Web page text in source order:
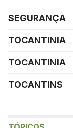
SEGURANÇA
TOCANTINIA
TOCANTINIA
TOCANTINS